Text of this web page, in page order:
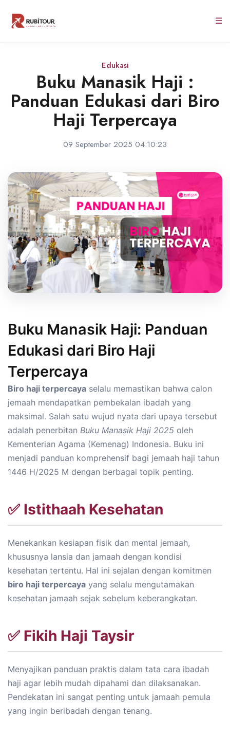
☰
Edukasi
Buku Manasik Haji :
Panduan Edukasi dari Biro
Haji Terpercaya
09 September 2025 04:10:23
Buku Manasik Haji: Panduan
Edukasi dari Biro Haji
Terpercaya
Biro haji terpercaya selalu memastikan bahwa calon
jemaah mendapatkan pembekalan ibadah yang
maksimal. Salah satu wujud nyata dari upaya tersebut
adalah penerbitan Buku Manasik Haji 2025 oleh
Kementerian Agama (Kemenag) Indonesia. Buku ini
menjadi panduan komprehensif bagi jemaah haji tahun
1446 H/2025 M dengan berbagai topik penting.
✅ Istithaah Kesehatan
Menekankan kesiapan fisik dan mental jemaah,
khususnya lansia dan jamaah dengan kondisi
kesehatan tertentu. Hal ini sejalan dengan komitmen
biro haji terpercaya yang selalu mengutamakan
kesehatan jamaah sejak sebelum keberangkatan.
✅ Fikih Haji Taysir
Menyajikan panduan praktis dalam tata cara ibadah
haji agar lebih mudah dipahami dan dilaksanakan.
Pendekatan ini sangat penting untuk jamaah pemula
yang ingin beribadah dengan tenang.